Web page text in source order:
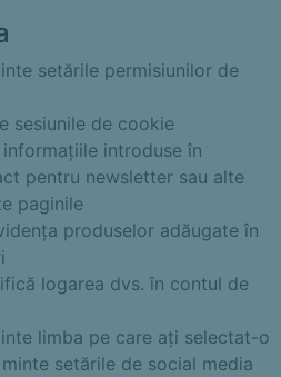
setările permisiunilor de
sesiunile de cookie
informațiile introduse în
pentru newsletter sau alte
paginile
produselor adăugate în
logarea dvs. în contul de
limba pe care ați selectat-o
setările de social media